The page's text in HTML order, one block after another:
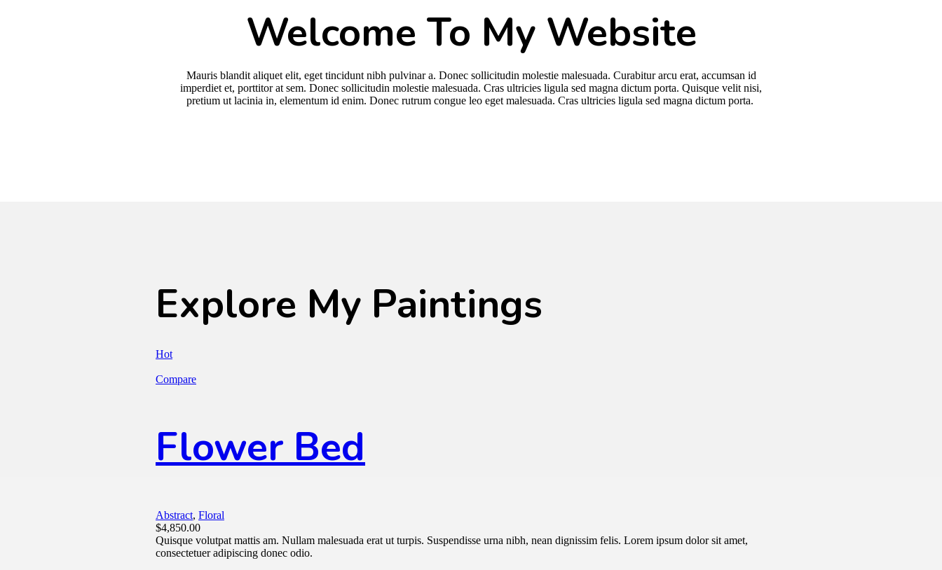
Welcome To My Website
Mauris blandit aliquet elit, eget tincidunt nibh pulvinar a. Donec sollicitudin molestie malesuada. Curabitur arcu erat, accumsan id
imperdiet et, porttitor at sem. Donec sollicitudin molestie malesuada. Cras ultricies ligula sed magna dictum porta. Quisque velit nisi,
pretium ut lacinia in, elementum id enim. Donec rutrum congue leo eget malesuada. Cras ultricies ligula sed magna dictum porta.
Explore My Paintings
Hot
Compare
Flower Bed
Abstract, Floral
$4,850.00
Quisque volutpat mattis am. Nullam malesuada erat ut turpis. Suspendisse urna nibh, nean dignissim felis. Lorem ipsum dolor sit amet,
consectetuer adipiscing donec odio.